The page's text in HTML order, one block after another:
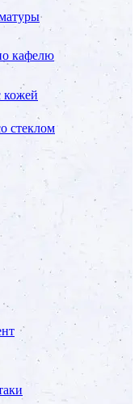
кафелю
кожей
стеклом